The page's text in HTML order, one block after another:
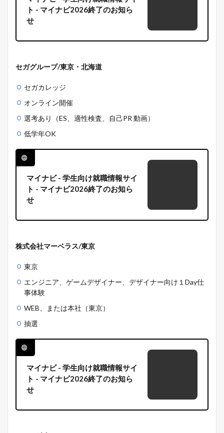
ト - マイナビ2026終了のお知ら
せ
セガグループ/東京・北海道
セガカレッジ
オンライン開催
選考あり（ES、適性検査、自己PR 動画）
低学年OK
マイナビ - 学生向け就職情報サイ
ト - マイナビ2026終了のお知ら
せ
株式会社マーベラス/東京
東京
エンジニア、ゲームデザイナー、デザイナー向け１Day仕
事体験
WEB、または本社（東京）
抽選
マイナビ - 学生向け就職情報サイ
ト - マイナビ2026終了のお知ら
せ